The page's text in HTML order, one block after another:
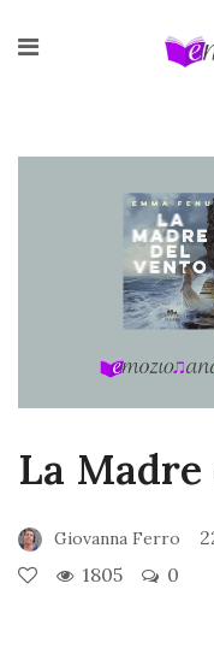
La
Giovanna Ferro
1805
0